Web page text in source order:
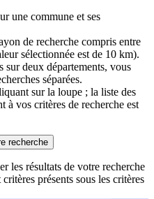
une commune et ses
de recherche compris entre
sélectionnée est de 10 km).
sur deux départements, vous
séparées.
sur la loupe ; la liste des
à vos critères de recherche est
recherche
les résultats de votre recherche
présents sous les critères